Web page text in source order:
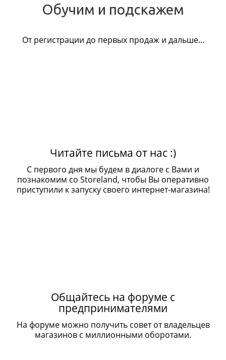
Обучим и подскажем
От регистрации до первых продаж и дальше...
Читайте письма от нас :)
С первого дня мы будем в диалоге с Вами и
познакомим со Storeland, чтобы Вы оперативно
приступили к запуску своего интернет-магазина!
Общайтесь на форуме с
предпринимателями
На форуме можно получить совет от владельцев
магазинов с миллионными оборотами.